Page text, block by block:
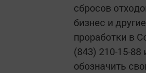
сбросов
бизнес и
проработки в
(843) 210-15-
обозначить